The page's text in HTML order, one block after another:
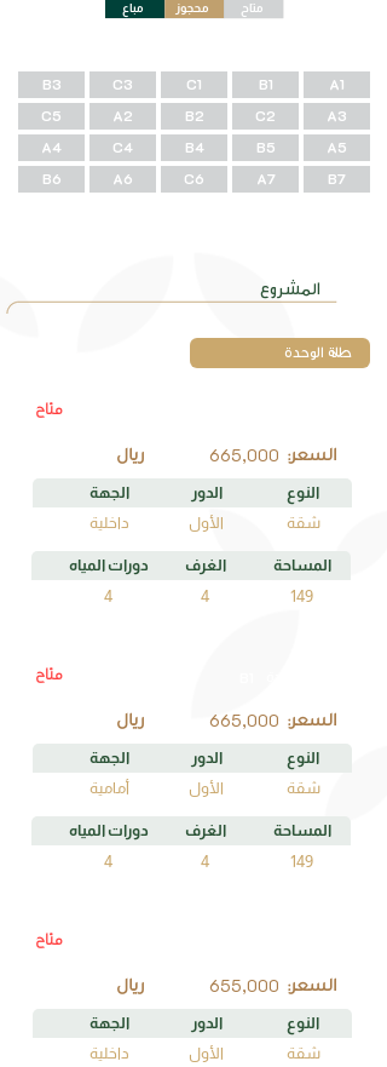
متاح محجوز مباع
A1
A3
A5
B7
B1
C2
B5
A7
C1
B2
B4
C6
C3
A2
C4
A6
B3
C5
A4
B6
المشروع
متاح
ريال 665,000 السعر:
النوع
الدور
الجهة
شقة
الأول داخلية
المساحة الغرف دورات المياه
149
4
4
متاح
ريال 665,000 السعر:
النوع
الدور
الجهة
شقة
الأول أمامية
المساحة الغرف دورات المياه
149
4
4
متاح
ريال 655,000 السعر:
النوع
الدور
الجهة
شقة
الأول داخلية